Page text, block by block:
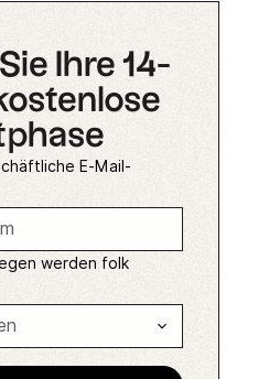
Ihre 14-
E-Mail-
werden folk